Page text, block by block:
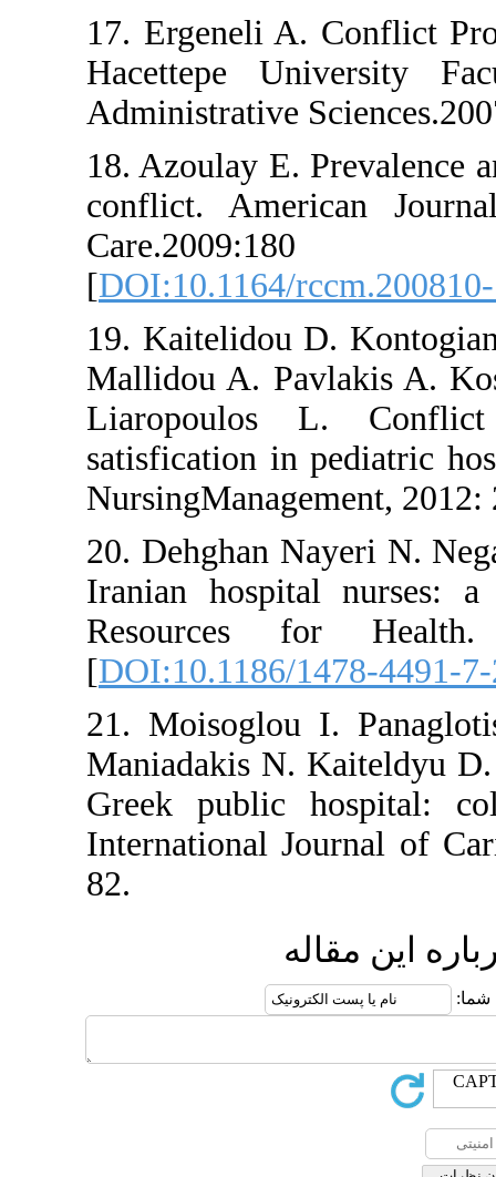
17. Ergeneli A.
Hacettepe
Administrative
18. Azoulay E.
conflict.
[DOI:10.1164/
19. Kaitelidou D.
Mallidou A.
Liaropoulos L.
satisfication in
20. Dehghan
Iranian hospital
Resources
[DOI:10.1186/
21. Moisoglou I.
Maniadakis N.
Greek public
International
مقاله